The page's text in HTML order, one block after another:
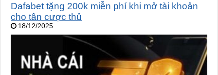
Dafabet tặng 200k miễn phí khi mở tài khoản
cho tân cược thủ
18/12/2025